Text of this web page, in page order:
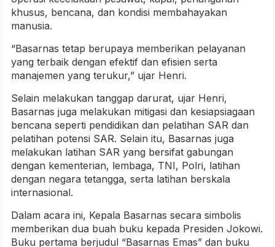
khusus, bencana, dan kondisi membahayakan
manusia.
“Basarnas tetap berupaya memberikan pelayanan
yang terbaik dengan efektif dan efisien serta
manajemen yang terukur,” ujar Henri.
Selain melakukan tanggap darurat, ujar Henri,
Basarnas juga melakukan mitigasi dan kesiapsiagaan
bencana seperti pendidikan dan pelatihan SAR dan
pelatihan potensi SAR. Selain itu, Basarnas juga
melakukan latihan SAR yang bersifat gabungan
dengan kementerian, lembaga, TNI, Polri, latihan
dengan negara tetangga, serta latihan berskala
internasional.
Dalam acara ini, Kepala Basarnas secara simbolis
memberikan dua buah buku kepada Presiden Jokowi.
Buku pertama berjudul “Basarnas Emas” dan buku